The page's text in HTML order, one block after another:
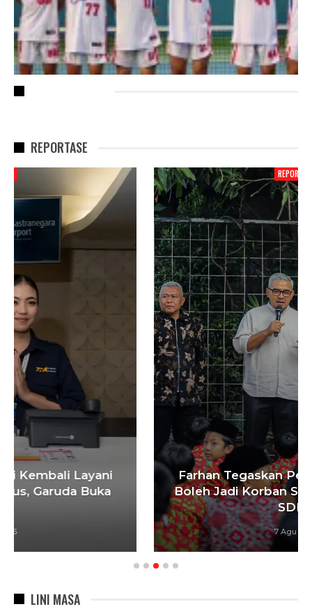
REPORTASE
REPORTASE
Farhan Tegaskan Pendidikan Anak Tak
Boleh Jadi Korban Sengketa, 900 Siswa
SDN…
7 Agu 2026
LINI MASA